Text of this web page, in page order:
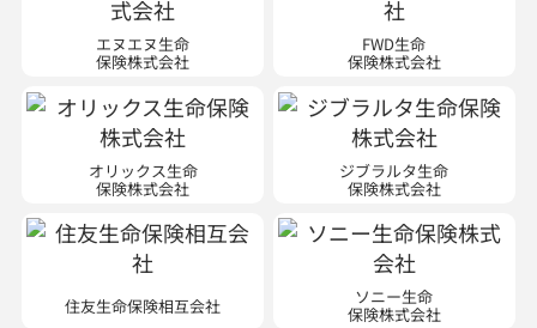
エヌエヌ生命
保険株式会社
FWD生命
保険株式会社
オリックス生命
保険株式会社
ジブラルタ生命
保険株式会社
住友生命保険相互会社 ソニー生命
保険株式会社